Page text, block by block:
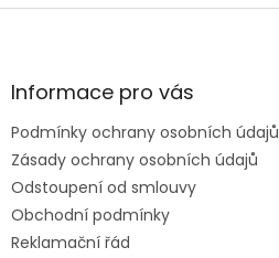
Z
aInformace pro vás
Podmínky ochrany osobních údajů
Zásady ochrany osobních údajů
Odstoupení od smlouvy
Obchodní podmínky
Reklamační řád